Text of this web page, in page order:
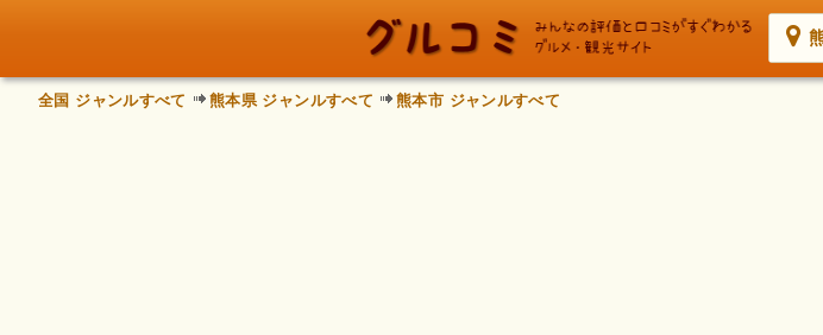
全国 ジャンルすべて 熊本県 ジャンルすべて 熊本市 ジャンルすべて